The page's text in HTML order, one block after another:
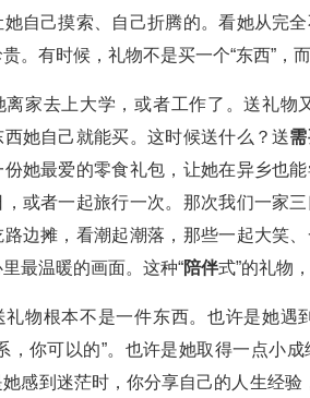
她自己摸索、自己折腾的。看她从完
。有时候，礼物不是买一个“东西”，
离家去上大学，或者工作了。送礼
西她自己就能买。这时候送什么？送
份她最爱的零食礼包，让她在异乡也
或者一起旅行一次。那次我们一家
路边摊，看潮起潮落，那些一起大笑
最温暖的画面。这种“陪伴式”的礼物
礼物根本不是一件东西。也许是她
，你可以的”。也许是她取得一点小
感到迷茫时，你分享自己的人生经